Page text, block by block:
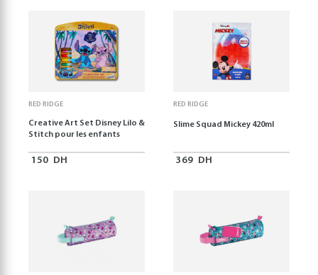
RED RIDGE
Creative Art Set Disney Lilo &
Stitch pour les enfants
150 DH
RED RIDGE
Slime Squad Mickey 420ml
369 DH